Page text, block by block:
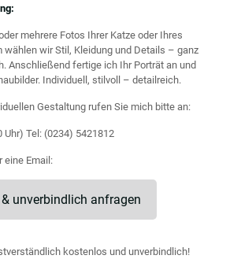
mehrere Fotos Ihrer Katze oder Ihres
wählen wir Stil, Kleidung und Details – ganz
Anschließend fertige ich Ihr Porträt an und
Individuell, stilvoll – detailreich.
Gestaltung rufen Sie mich bitte an:
Uhr) Tel: (0234) 5421812
eine Email:
unverbindlich anfragen
kostenlos und unverbindlich!